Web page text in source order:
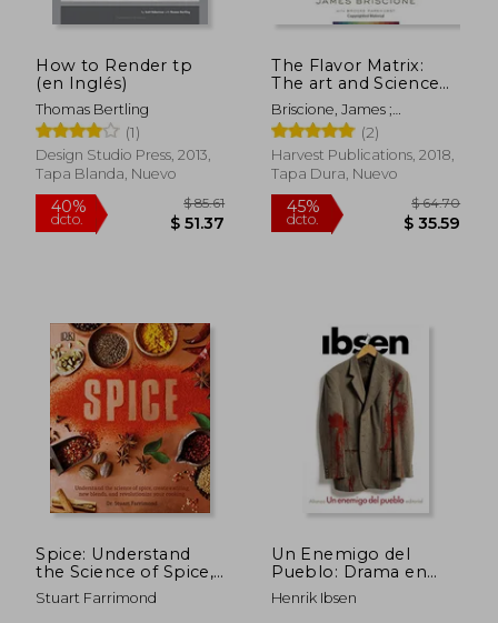
45%
dcto. $ 143.54
45%
dcto. $
How to Render tp
(en Inglés)
Thomas Bertling
(1)
Design Studio Press, 2013,
Tapa Blanda, Nuevo
The Flavor Matrix:
The art and Science
of Pairing Common
Ingredients to Create
Extraordinary Dishes
(en Inglés)
Briscione, James ;
Parkhurst, Brooke
(2)
Harvest Publications, 2018,
Tapa Dura, Nuevo
Spice: Understand
the Science of Spice,
Create Exciting new
Blends, and
Stuart Farrimond
Un Enemigo del
Pueblo: Drama en
Cinco Actos
Henrik Ibsen